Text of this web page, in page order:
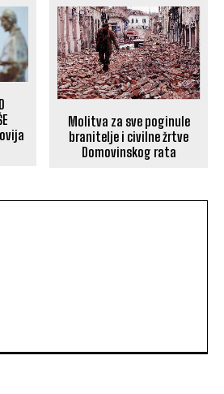
Molitva za sve poginule
branitelje i civilne žrtve
Domovinskog rata